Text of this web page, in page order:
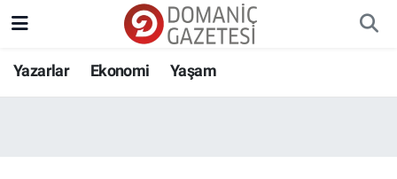
Yazarlar Ekonomi Yaşam